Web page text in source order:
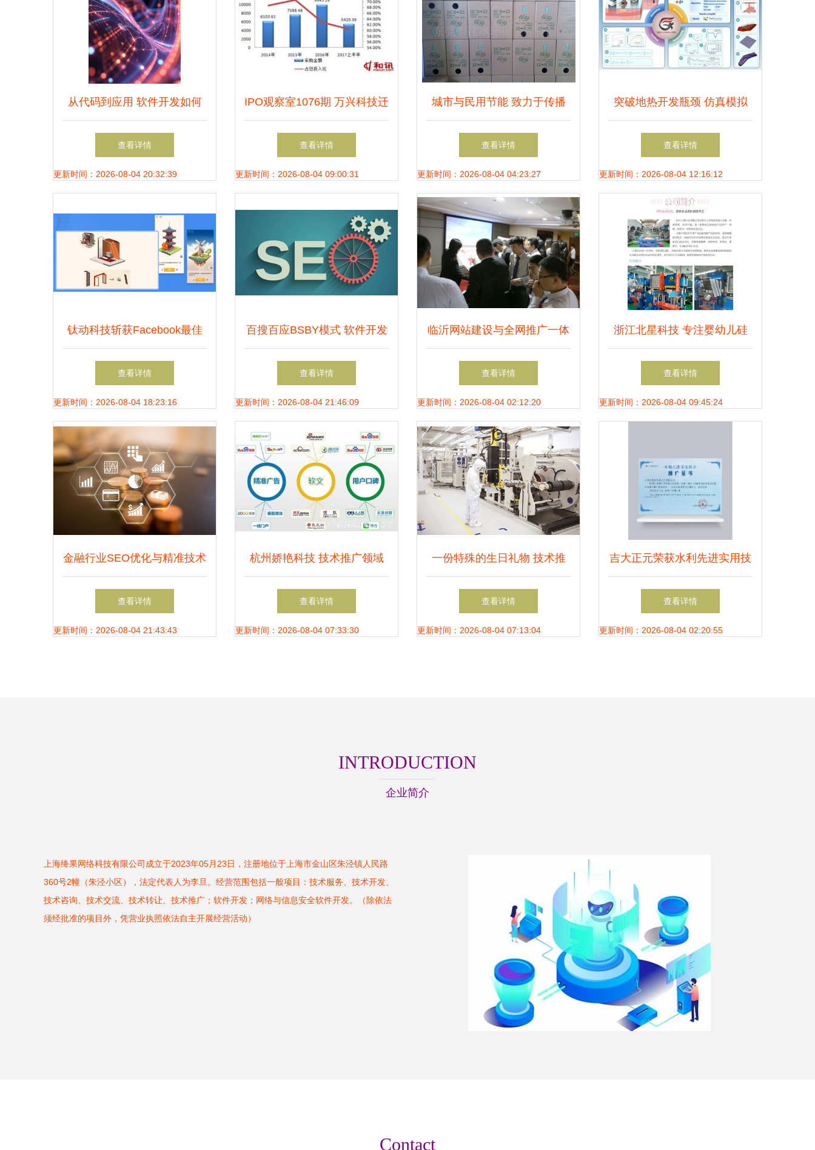
从代码到应用 软件开发如何
推动技术推广与落地创新
查看详情
更新时间：2026-08-04 20:32:39
IPO观察室1076期 万兴科技迁
址西藏再闯关，业绩增长存隐
患
查看详情
更新时间：2026-08-04 09:00:31
城市与民用节能 致力于传播
节能环保信息和知识,推广节
能环保产品和技术.节能环保,
新能源,节能减排,低碳经济,循
环经济,清洁技术
查看详情
更新时间：2026-08-04 04:23:27
突破地热开发瓶颈 仿真模拟
助力清洁能源高效利用
查看详情
更新时间：2026-08-04 12:16:12
钛动科技斩获Facebook最佳
游戏市场拓展奖，持续赋能游
戏出海与技术创新推广
查看详情
更新时间：2026-08-04 18:23:16
百搜百应BSBY模式 软件开发
领域的“不一样精彩”
查看详情
更新时间：2026-08-04 21:46:09
临沂网站建设与全网推广一体
化解决方案 山东鼎基信息技
术引领企业数字化转型
查看详情
更新时间：2026-08-04 02:12:20
浙江北星科技 专注婴幼儿硅
胶碗生产，以技术与品质引领
行业
查看详情
更新时间：2026-08-04 09:45:24
金融行业SEO优化与精准技术
推广解决方案
查看详情
更新时间：2026-08-04 21:43:43
杭州娇艳科技 技术推广领域
的网络赋能新势力
查看详情
更新时间：2026-08-04 07:33:30
一份特殊的生日礼物 技术推
广背后的价值与思考
查看详情
更新时间：2026-08-04 07:13:04
吉大正元荣获水利先进实用技
术推广证书 技术创新驱动水
利行业智能化升级
查看详情
更新时间：2026-08-04 02:20:55
INTRODUCTION
企业简介
上海绛果网络科技有限公司成立于2023年05月23日，注册地位于上海市金山区朱泾镇人民路
360号2幢（朱泾小区），法定代表人为李旦。经营范围包括一般项目：技术服务、技术开发、
技术咨询、技术交流、技术转让、技术推广；软件开发；网络与信息安全软件开发。（除依法
须经批准的项目外，凭营业执照依法自主开展经营活动）
Contact